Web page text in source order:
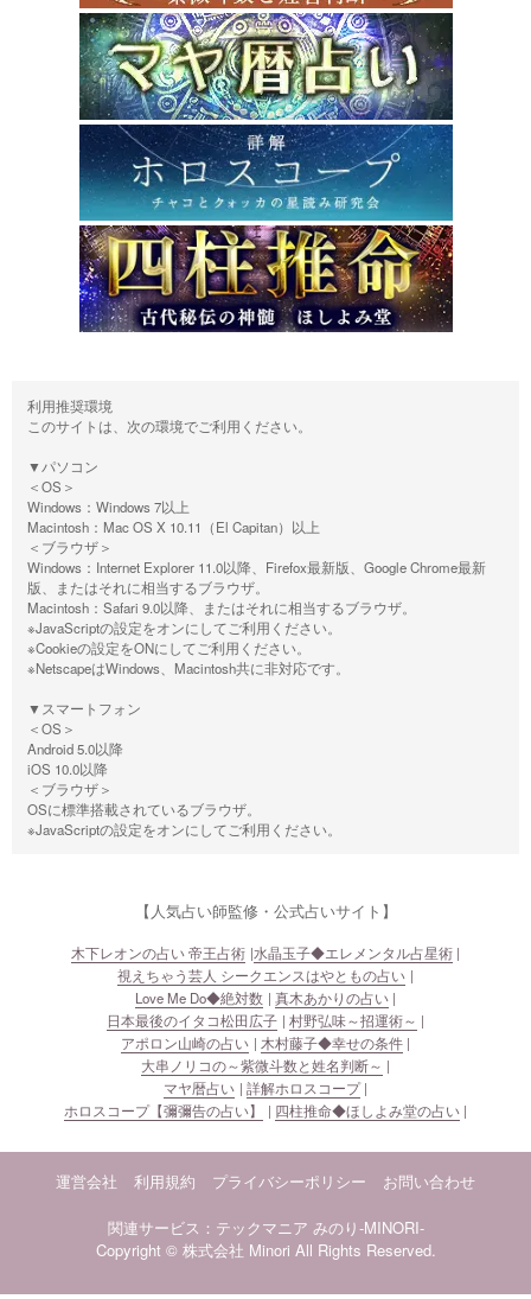
利用推奨環境
このサイトは、次の環境でご利用ください。
▼パソコン
＜OS＞
Windows：Windows 7以上
Macintosh：Mac OS X 10.11（El Capitan）以上
＜ブラウザ＞
Windows：Internet Explorer 11.0以降、Firefox最新版、Google Chrome最新
版、またはそれに相当するブラウザ。
Macintosh：Safari 9.0以降、またはそれに相当するブラウザ。
※JavaScriptの設定をオンにしてご利用ください。
※Cookieの設定をONにしてご利用ください。
※NetscapeはWindows、Macintosh共に非対応です。
▼スマートフォン
＜OS＞
Android 5.0以降
iOS 10.0以降
＜ブラウザ＞
OSに標準搭載されているブラウザ。
※JavaScriptの設定をオンにしてご利用ください。
【人気占い師監修・公式占いサイト】
木下レオンの占い 帝王占術 水晶玉子◆エレメンタル占星術
視えちゃう芸人 シークエンスはやともの占い
Love Me Do◆絶対数
真木あかりの占い
日本最後のイタコ松田広子
村野弘味～招運術～
アポロン山崎の占い
木村藤子◆幸せの条件
大串ノリコの～紫微斗数と姓名判断～
マヤ暦占い
詳解ホロスコープ
ホロスコープ【彌彌告の占い】
四柱推命◆ほしよみ堂の占い
運営会社 利用規約 プライバシーポリシー お問い合わせ
関連サービス：テックマニア みのり-MINORI-
Copyright © 株式会社 Minori All Rights Reserved.